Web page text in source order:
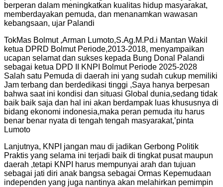
berperan dalam meningkatkan kualitas hidup masyarakat,
memberdayakan pemuda, dan menanamkan wawasan
kebangsaan, ujar Palandi
TokMas Bolmut ,Arman Lumoto,S.Ag.M.Pd.i Mantan Wakil
ketua DPRD Bolmut Periode,2013-2018, menyampaikan
ucapan selamat dan sukses kepada Bung Donal Palandi
sebagai ketua DPD II KNPI Bolmut Periode 2025-2028
Salah satu Pemuda di daerah ini yang sudah cukup memiliki
Jam terbang dan berdedikasi tinggi ,Saya hanya berpesan
bahwa saat ini kondisi dan situasi Global dunia,sedang tidak
baik baik saja dan hal ini akan berdampak luas khususnya di
bidang ekonomi indonesia,maka peran pemuda itu harus
benar benar nyata di tengah tengah masyarakat,’pinta
Lumoto
Lanjutnya, KNPI jangan mau di jadikan Gerbong Politik
Praktis yang selama ini terjadi baik di tingkat pusat maupun
daerah ,tetapi KNPI harus mempunyai arah dan tujuan
sebagai jati diri anak bangsa sebagai Ormas Kepemudaan
independen yang juga nantinya akan melahirkan pemimpin